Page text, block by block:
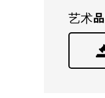
艺术